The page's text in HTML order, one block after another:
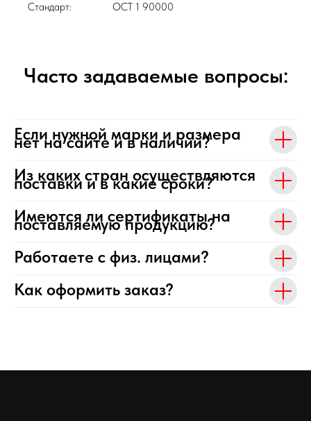
Стандарт: ОСТ 1 90000
Часто задаваемые вопросы:
Если нужной марки и размера
нет на сайте и в наличии?
Из каких стран осуществляются
поставки и в какие сроки?
Имеются ли сертификаты на
поставляемую продукцию?
Работаете с физ. лицами?
Как оформить заказ?